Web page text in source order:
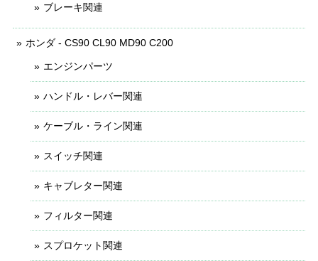
ブレーキ関連
ホンダ - CS90 CL90 MD90 C200
エンジンパーツ
ハンドル・レバー関連
ケーブル・ライン関連
スイッチ関連
キャブレター関連
フィルター関連
スプロケット関連